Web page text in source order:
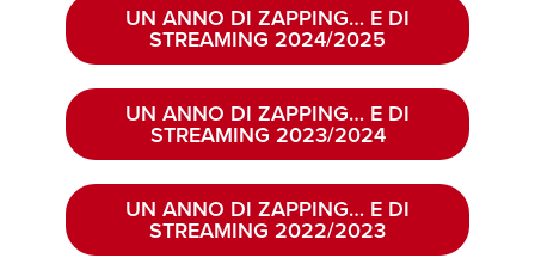
UN ANNO DI ZAPPING… E DI
STREAMING 2024/2025
UN ANNO DI ZAPPING… E DI
STREAMING 2023/2024
UN ANNO DI ZAPPING… E DI
STREAMING 2022/2023